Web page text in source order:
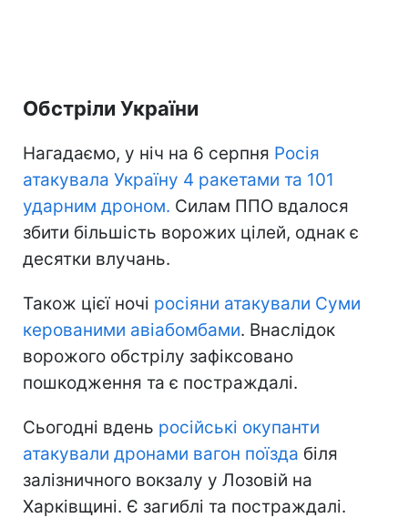
Обстріли України
Нагадаємо, у ніч на 6 серпня Росія
атакувала Україну 4 ракетами та 101
ударним дроном. Силам ППО вдалося
збити більшість ворожих цілей, однак є
десятки влучань.
Також цієї ночі росіяни атакували Суми
керованими авіабомбами. Внаслідок
ворожого обстрілу зафіксовано
пошкодження та є постраждалі.
Сьогодні вдень російські окупанти
атакували дронами вагон поїзда біля
залізничного вокзалу у Лозовій на
Харківщині. Є загиблі та постраждалі.